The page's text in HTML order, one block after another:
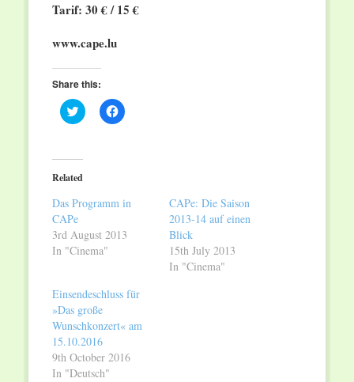
Tarif: 30 € / 15 €
www.cape.lu
Share this:
Click
to
(Opens
in
new
Click
to
Related
Das Programm in
CAPe
3rd August 2013
In "Cinema"
CAPe: Die Saison
2013-14 auf einen
Blick
15th July 2013
In "Cinema"
Einsendeschluss für
»Das große
Wunschkonzert« am
15.10.2016
9th October 2016
In "Deutsch"